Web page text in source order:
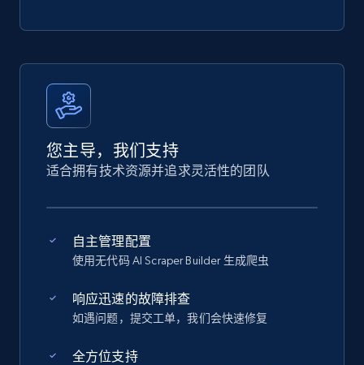
您主导，我们支持
适合拥有技术资源并追求灵活性的团队
自主管理配置
使用无代码 AI Scraper Builder 生成爬虫
响应迅速的故障排查
如遇问题，提交工单，我们会快速修复
全方位支持